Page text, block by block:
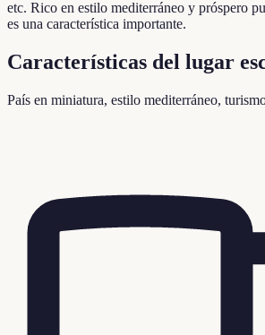
etc. Rico en estilo mediterráneo y próspero
es una característica importante.
Características del lugar
País en miniatura, estilo mediterráneo,